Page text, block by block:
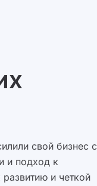
свой бизнес с
и подход к
и четкой